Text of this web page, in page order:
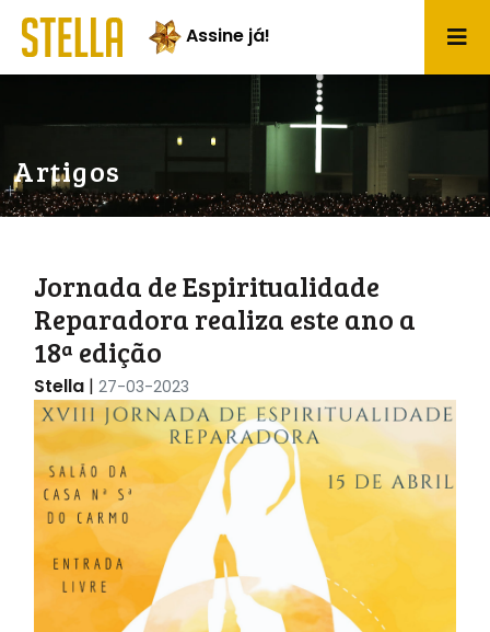
Assine já!
Artigos
Jornada de Espiritualidade
Reparadora realiza este ano a
18ª edição
Stella| 27-03-2023